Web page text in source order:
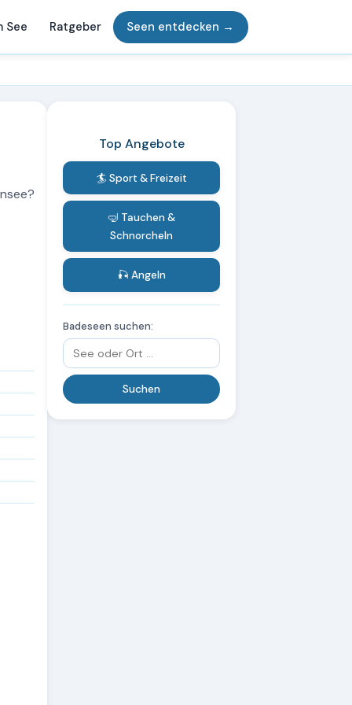
See Ratgeber Seen entdecken →
Top Angebote
🏄 Sport & Freizeit
🤿 Tauchen &
Schnorcheln
🎣 Angeln
Badeseen suchen: